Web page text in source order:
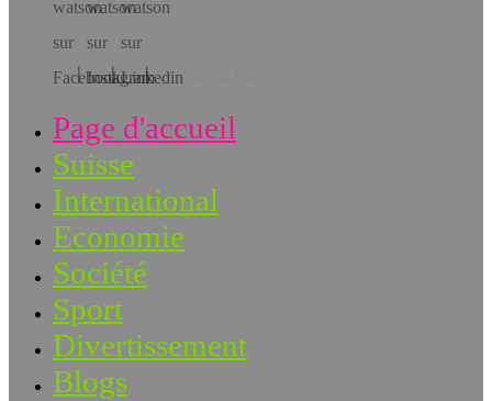
Téléchargez l’app!
Page d'accueil
Suisse
International
Economie
Société
Sport
Divertissement
Blogs